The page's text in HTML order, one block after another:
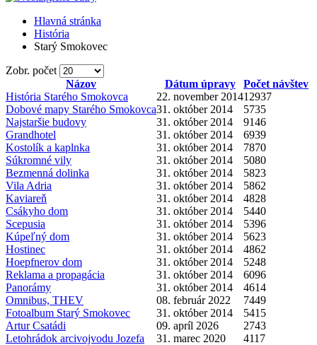
Hlavná stránka
História
Starý Smokovec
Zobr. počet
Názov
Dátum úpravy
Počet návštev
História Starého Smokovca
22. november 201412937
Dobové mapy Starého Smokovca31. október 2014
5735
Najstaršie budovy
31. október 2014
9146
Grandhotel
31. október 2014
6939
Kostolík a kaplnka
31. október 2014
7870
Súkromné vily
31. október 2014
5080
Bezmenná dolinka
31. október 2014
5823
Vila Adria
31. október 2014
5862
Kaviareň
31. október 2014
4828
Csákyho dom
31. október 2014
5440
Scepusia
31. október 2014
5396
Kúpeľný dom
31. október 2014
5623
Hostinec
31. október 2014
4862
Hoepfnerov dom
31. október 2014
5248
Reklama a propagácia
31. október 2014
6096
Panorámy
31. október 2014
4614
Omnibus, THEV
08. február 2022
7449
Fotoalbum Starý Smokovec
31. október 2014
5415
Artur Csatádi
09. apríl 2026
2743
Letohrádok arcivojvodu Jozefa
31. marec 2020
4117